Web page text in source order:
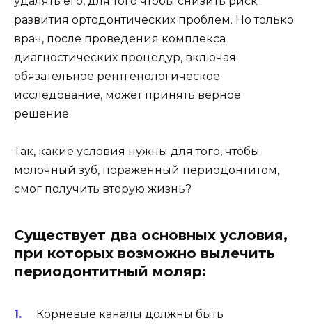
поскольку воспалительный процесс в
периапикальных тканях значительно
уменьшает вероятность успеха
эндодонтического лечения.
Когда молочный зуб лучше удалить, а когда его
заметку).
Например, если у молочного зуба
чем через 1,5 года, его целесообразнее удалить.
Однако, если приходится удалять второй
первый постоянный моляр, зубной врач